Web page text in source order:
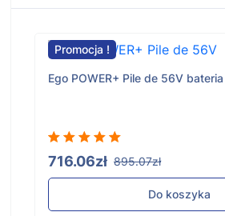
Promocja !
Ego POWER+ Pile de 56V
716.06zł 895.07zł
Do koszyka